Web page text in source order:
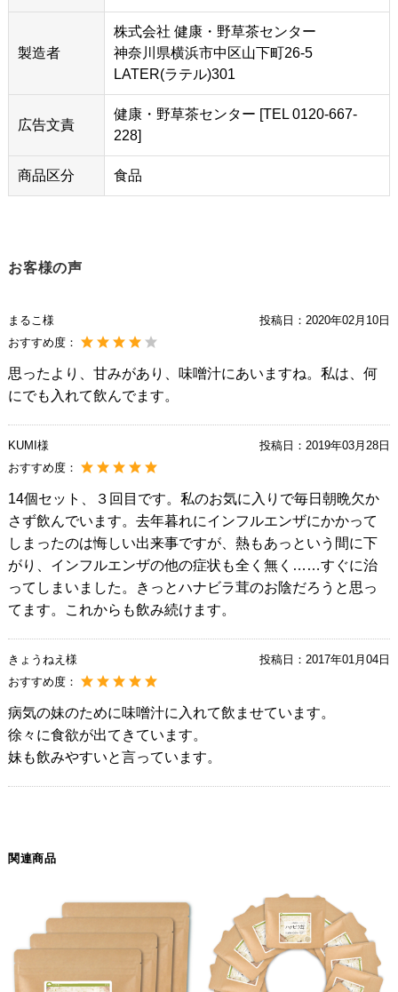
製造者
株式会社 健康・野草茶センター
神奈川県横浜市中区山下町26-5
LATER(ラテル)301
広告文責
健康・野草茶センター [TEL 0120-667-
228]
商品区分 食品
お客様の声
まるこ様 投稿日： 2020年02月10日
おすすめ度：
思ったより、甘みがあり、味噌汁にあいますね。私は、何
にでも入れて飲んでます。
KUMI様 投稿日： 2019年03月28日
おすすめ度：
14個セット、３回目です。私のお気に入りで毎日朝晩欠か
さず飲んでいます。去年暮れにインフルエンザにかかって
しまったのは悔しい出来事ですが、熱もあっという間に下
がり、インフルエンザの他の症状も全く無く……すぐに治
ってしまいました。きっとハナビラ茸のお陰だろうと思っ
てます。これからも飲み続けます。
きょうねえ様 投稿日： 2017年01月04日
おすすめ度：
病気の妹のために味噌汁に入れて飲ませています。
徐々に食欲が出てきています。
妹も飲みやすいと言っています。
関連商品